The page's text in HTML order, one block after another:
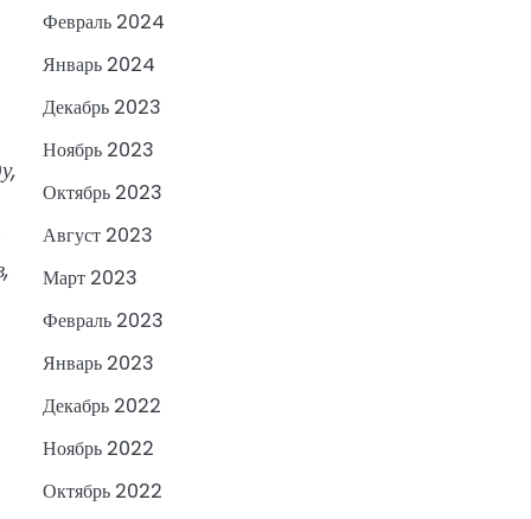
Февраль 2024
Январь 2024
Декабрь 2023
Ноябрь 2023
Октябрь 2023
Август 2023
Март 2023
Февраль 2023
Январь 2023
Декабрь 2022
Ноябрь 2022
Октябрь 2022